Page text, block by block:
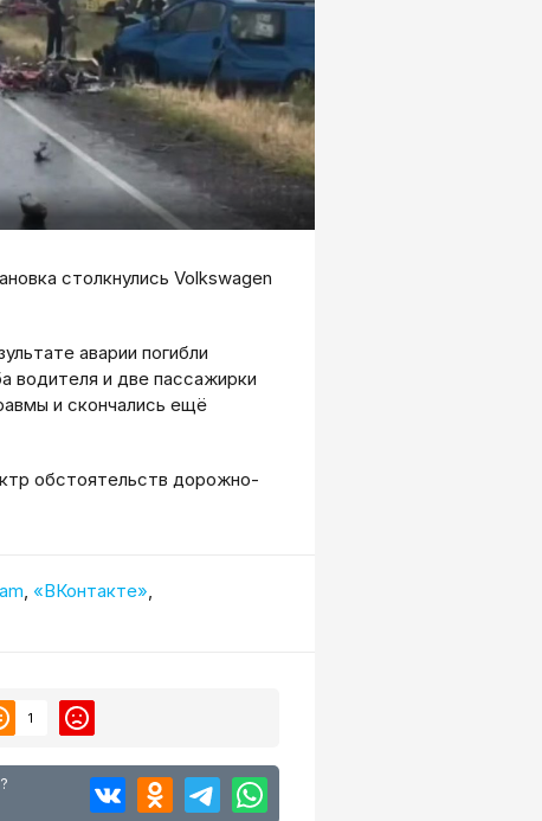
столкнулись Volkswagen
аварии погибли
водителя и две пассажирки
и скончались ещё
обстоятельств дорожно-
«ВКонтакте»
1